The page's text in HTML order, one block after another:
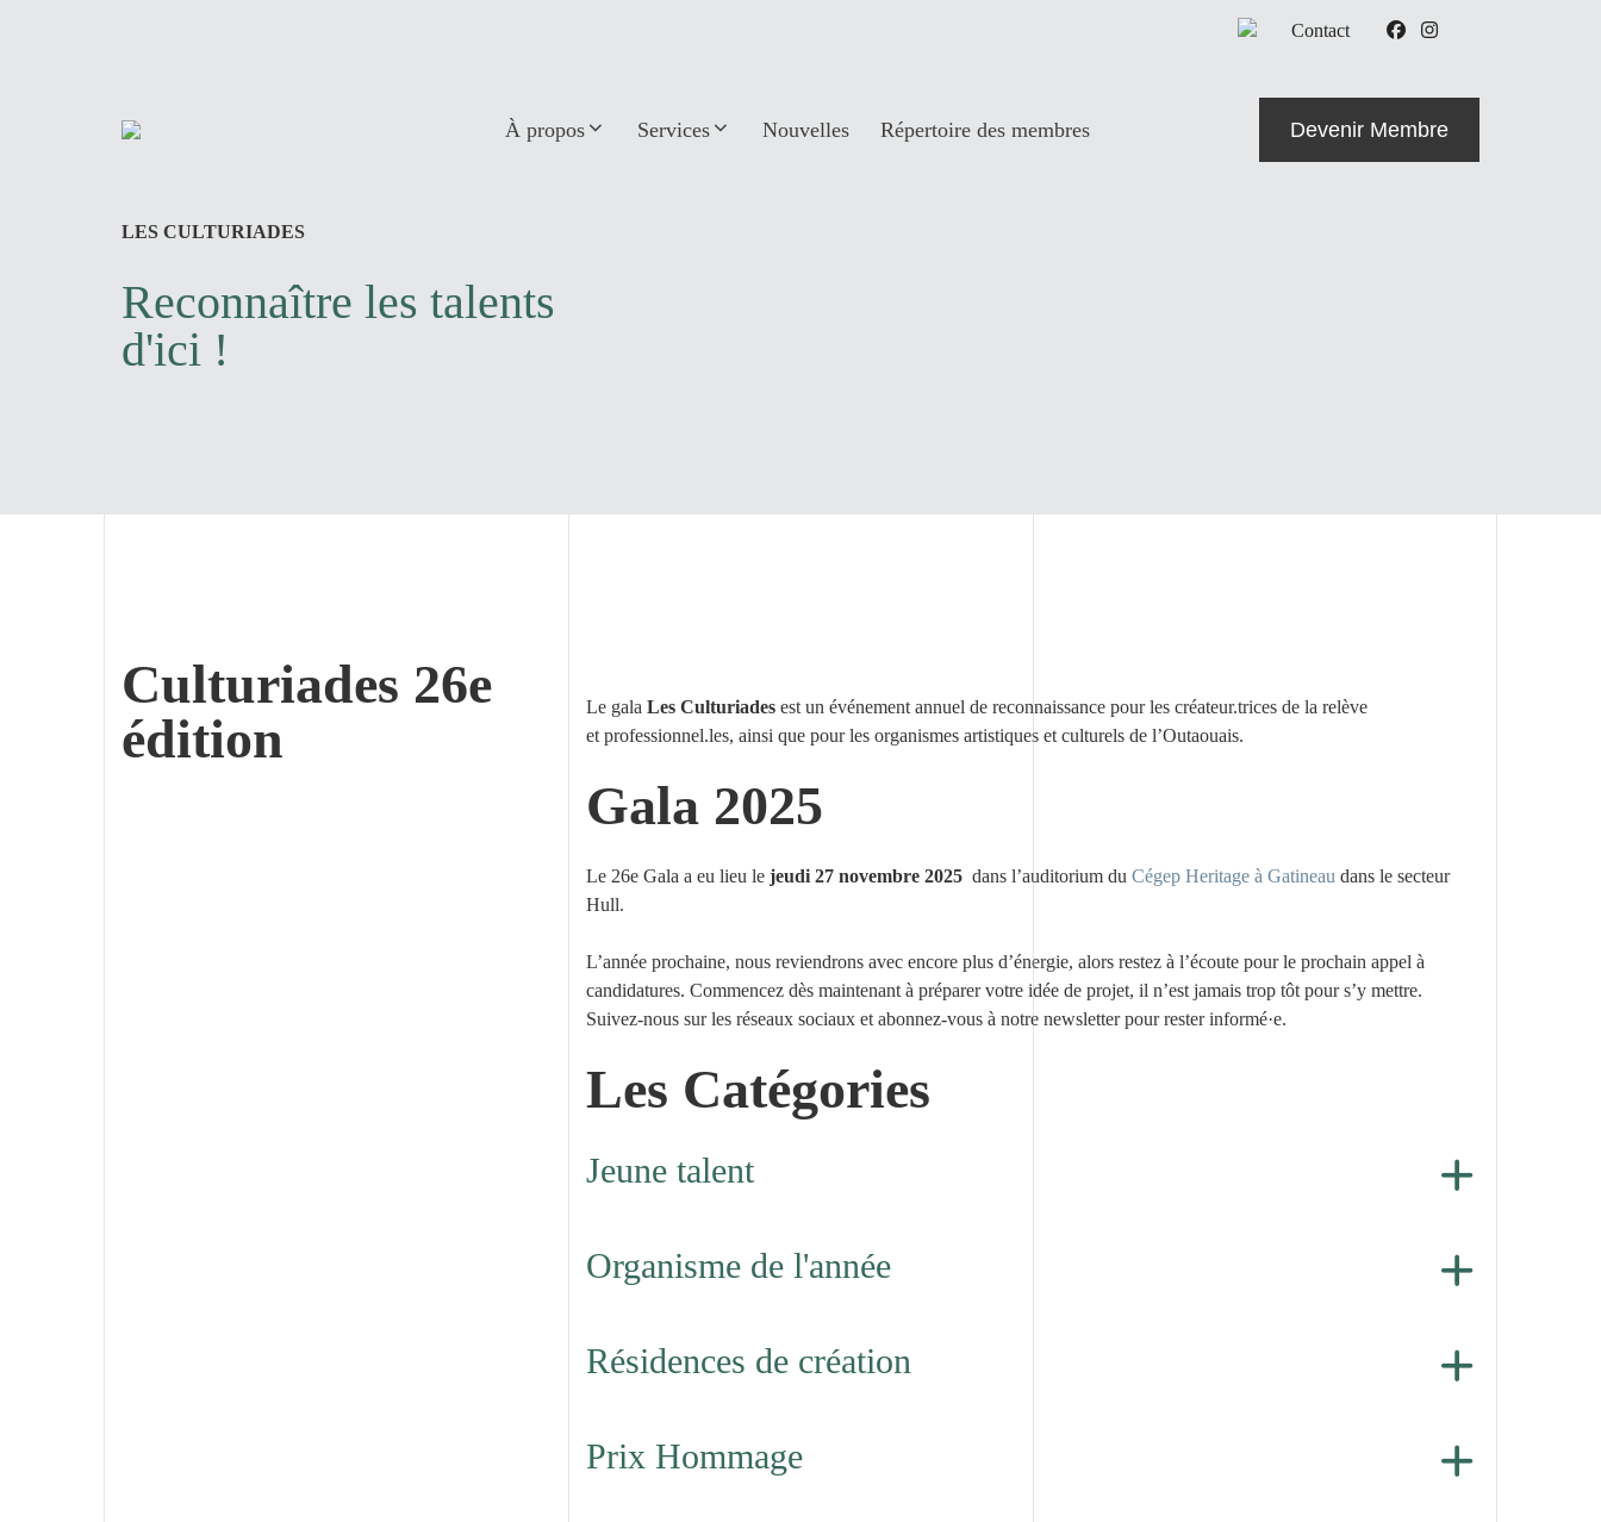
Contact
À propos Services Nouvelles Répertoire des membres Devenir Membre
LES CULTURIADES
Reconnaître les talents
d'ici !
Culturiades 26e
édition
Le gala Les Culturiadesest un événement annuel de reconnaissance pour les créateur.tricesde la relève
et professionnel.les, ainsi que pour les organismes artistiques et culturels de l’Outaouais.
Gala 2025
Le 26e Gala a eu lieu le jeudi 27 novembre 2025dans l’auditorium du Cégep Heritage à Gatineau dans le secteur
Hull.
L’année prochaine, nous reviendrons avec encore plus d’énergie, alors restez à l’écoute pour le prochain appel à
candidatures. Commencez dès maintenant à préparer votre idée de projet, il n’est jamais trop tôt pour s’y mettre.
Suivez-nous sur les réseaux sociaux et abonnez-vous à notre newsletter pour rester informé·e.
Les Catégories
Jeune talent
Organisme de l'année
Résidences de création
Prix Hommage